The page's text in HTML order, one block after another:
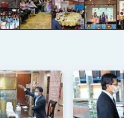
交」與台歐美日關係深化
風轉型 穩健前行